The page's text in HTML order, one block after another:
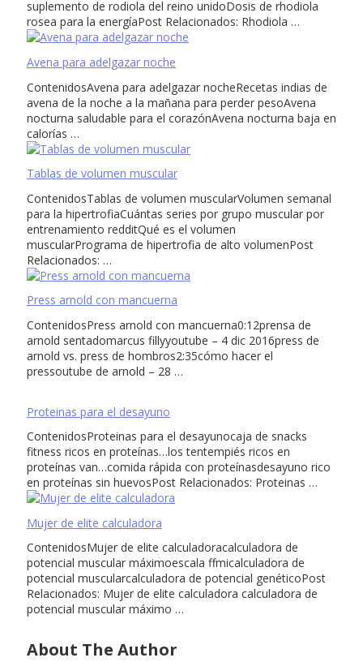
suplemento de rodiola del reino unidoDosis de rhodiola
rosea para la energíaPost Relacionados: Rhodiola …
Avena para adelgazar noche
ContenidosAvena para adelgazar nocheRecetas indias de
avena de la noche a la mañana para perder pesoAvena
nocturna saludable para el corazónAvena nocturna baja en
calorías …
Tablas de volumen muscular
ContenidosTablas de volumen muscularVolumen semanal
para la hipertrofiaCuántas series por grupo muscular por
entrenamiento redditQué es el volumen
muscularPrograma de hipertrofia de alto volumenPost
Relacionados: …
Press arnold con mancuerna
ContenidosPress arnold con mancuerna0:12prensa de
arnold sentadomarcus fillyyoutube – 4 dic 2016press de
arnold vs. press de hombros2:35cómo hacer el
pressoutube de arnold – 28 …
Proteinas para el desayuno
ContenidosProteinas para el desayunocaja de snacks
fitness ricos en proteínas…los tentempiés ricos en
proteínas van…comida rápida con proteínasdesayuno rico
en proteínas sin huevosPost Relacionados: Proteinas …
Mujer de elite calculadora
ContenidosMujer de elite calculadoracalculadora de
potencial muscular máximoescala ffmicalculadora de
potencial muscularcalculadora de potencial genéticoPost
Relacionados: Mujer de elite calculadora calculadora de
potencial muscular máximo …
About The Author